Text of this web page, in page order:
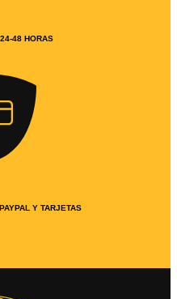
48 HORAS
Y TARJETAS